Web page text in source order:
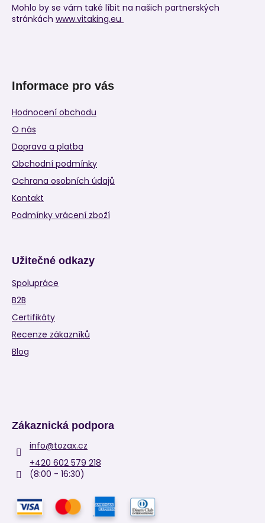
Mohlo by se vám také líbit na našich partnerských
stránkách www.vitaking.eu
Informace pro vás
Hodnocení obchodu
O nás
Doprava a platba
Obchodní podmínky
Ochrana osobních údajů
Kontakt
Podmínky vrácení zboží
Užitečné odkazy
Spolupráce
B2B
Certifikáty
Recenze zákazníků
Blog
Zákaznická podpora
info@tozax.cz
+420 602 579 218
(8:00 - 16:30)